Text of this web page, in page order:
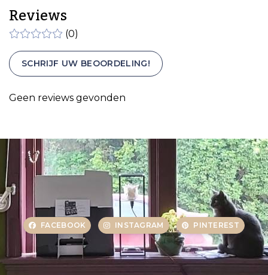
Reviews
(0)
SCHRIJF UW BEOORDELING!
Geen reviews gevonden
FACEBOOK INSTAGRAM PINTEREST